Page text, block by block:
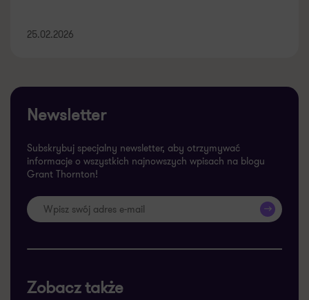
25.02.2026
Newsletter
Subskrybuj specjalny newsletter, aby otrzymywać
informacje o wszystkich najnowszych wpisach na blogu
Grant Thornton!
>>
Zobacz także